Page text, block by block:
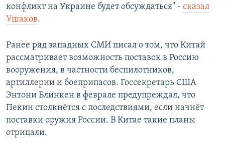
конфликт на Украине будет обсуждаться" - сказал
Ушаков.
Ранее ряд западных СМИ писал о том, что Китай
рассматривает возможность поставок в Россию
вооружения, в частности беспилотников,
артиллерии и боеприпасов. Госсекретарь США
Энтони Блинкен в феврале предупреждал, что
Пекин столкнётся с последствиями, если начнёт
поставки оружия России. В Китае такие планы
отрицали.